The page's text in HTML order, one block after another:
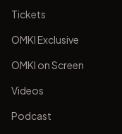
Tickets
OMKI Exclusive
OMKI on Screen
Videos
Podcast